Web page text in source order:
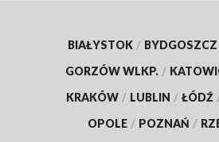
BIAŁYSTOK / BYDGOSZCZ
GORZÓW WLKP. /
KRAKÓW / LUBLIN / ŁÓDŹ
OPOLE / POZNAŃ /